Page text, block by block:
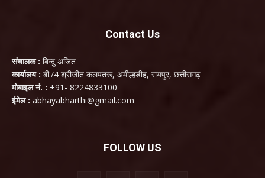
Contact Us
संचालक : बिन्दु अजित
कार्यालय : बी./4 श्रीजीत कलपतरू, अमील्हडीह, रायपुर, छत्तीसगढ़
मोबाइल नं. : +91- 8224833100
ईमेल : abhayabharthi@gmail.com
FOLLOW US